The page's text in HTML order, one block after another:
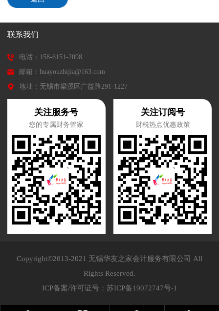
联系我们
电话：158-6151-2098
邮箱：huayouzhijia@163.com
地址：无锡市梁溪区广益路291-1227
关注服务号
您的专属财务管家
关注订阅号
财税热点优惠政策
Copyright©2013-2021 无锡华友之家会计服务有限公司 All
Rights Reserved.
ICP备案/许可证号： 苏ICP备19072747号-1